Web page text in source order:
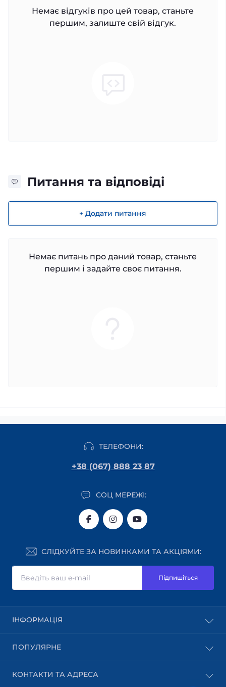
Немає відгуків про цей товар, станьте
першим, залиште свій відгук.
Питання та відповіді
+ Додати питання
Немає питань про даний товар, станьте
першим і задайте своє питання.
ТЕЛЕФОНИ:
+38 (067) 888 23 87
СОЦ МЕРЕЖІ:
СЛІДКУЙТЕ ЗА НОВИНКАМИ ТА АКЦІЯМИ:
Підпишіться
ІНФОРМАЦІЯ
Доставка
Користувацька угода
ПОПУЛЯРНЕ
Шпон
КОНТАКТИ ТА АДРЕСА